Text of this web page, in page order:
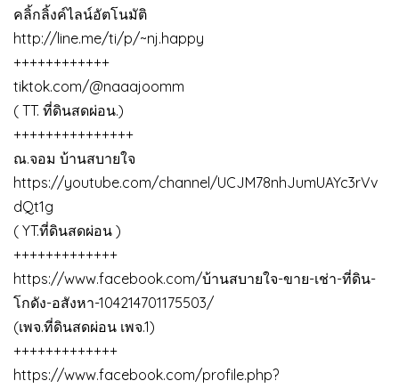
คลิ้กลิ้งค์ไลน์อัตโนมัติ
http://line.me/ti/p/~nj.happy
++++++++++++
tiktok.com/@naaajoomm
( TT. ที่ดินสดผ่อน.)
+++++++++++++++
ณ.จอม บ้านสบายใจ
https://youtube.com/channel/UCJM78nhJumUAYc3rVv
dQt1g
( YT.ที่ดินสดผ่อน )
+++++++++++++
https://www.facebook.com/บ้านสบายใจ-ขาย-เช่า-ที่ดิน-
โกดัง-อสังหา-104214701175503/
(เพจ.ที่ดินสดผ่อน เพจ.1)
+++++++++++++
https://www.facebook.com/profile.php?